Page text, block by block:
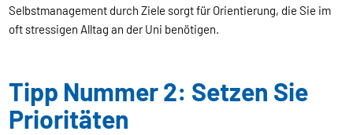
Selbstmanagement durch Ziele sorgt für Orientierung, die Sie im
oft stressigen Alltag an der Uni benötigen.
Tipp Nummer 2: Setzen Sie
Prioritäten